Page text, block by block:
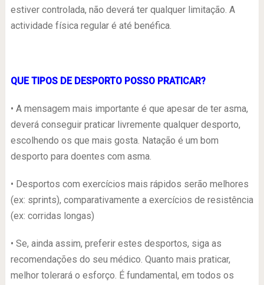
estiver controlada, não deverá ter qualquer limitação. A
actividade física regular é até benéfica.
QUE TIPOS DE DESPORTO POSSO PRATICAR?
• A mensagem mais importante é que apesar de ter asma,
deverá conseguir praticar livremente qualquer desporto,
escolhendo os que mais gosta. Natação é um bom
desporto para doentes com asma.
• Desportos com exercícios mais rápidos serão melhores
(ex: sprints), comparativamente a exercícios de resistência
(ex: corridas longas)
• Se, ainda assim, preferir estes desportos, siga as
recomendações do seu médico. Quanto mais praticar,
melhor tolerará o esforço. É fundamental, em todos os